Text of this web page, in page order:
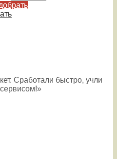
Сработали быстро, учли